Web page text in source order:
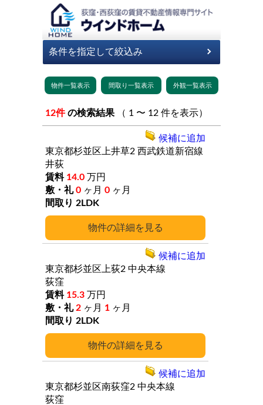
12件 の検索結果 （ 1 〜 12 件を表示）
詳細
東京都杉並区上井草2 西武鉄道新宿線
井荻
14.0 万円
0 ヶ月 0 ヶ月
2LDK
候補に追加
詳細
東京都杉並区上荻2 中央本線
荻窪
15.3 万円
2 ヶ月 1 ヶ月
2LDK
候補に追加
東京都杉並区南荻窪2 中央本線
荻窪
候補に追加